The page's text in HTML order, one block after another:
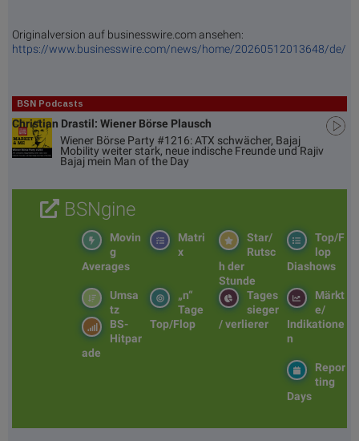
Originalversion auf businesswire.com ansehen:
https://www.businesswire.com/news/home/20260512013648/de/
BSN Podcasts
Christian Drastil: Wiener Börse Plausch
Wiener Börse Party #1216: ATX schwächer, Bajaj
Mobility weiter stark, neue indische Freunde und Rajiv
Bajaj mein Man of the Day
BSNgine
Top/F
lop
Diashows
Star/
Rutsc
h der
Stunde
Matri
x
Movin
g
Averages
Märkt
e/
Indikatione
n
Tages
sieger
/ verlierer
„n“
Tage
Top/Flop
Umsa
tz
BS-
Hitpar
ade
Repor
ting
Days